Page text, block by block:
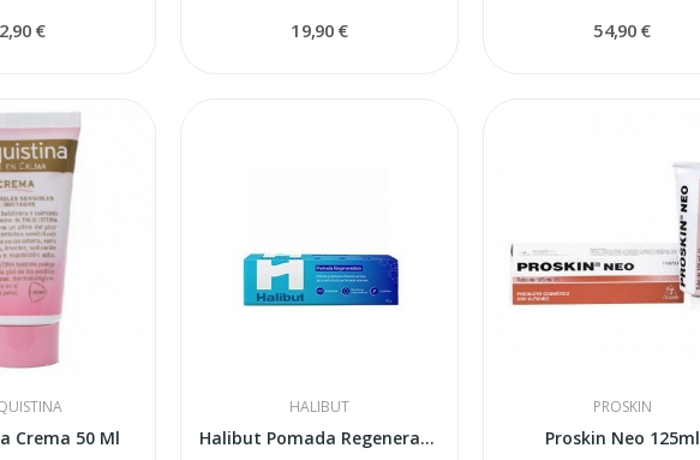
€ 19,90 € 54,90 €
Crema 50 Ml
HALIBUT
Halibut Pomada Regeneradora Adultos 45gr
PROSKIN
Proskin Neo 125ml